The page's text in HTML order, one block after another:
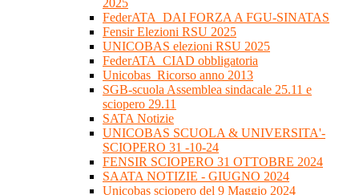
2025
FederATA_DAI FORZA A FGU-SINATAS
Fensir Elezioni RSU 2025
UNICOBAS elezioni RSU 2025
FederATA_CIAD obbligatoria
Unicobas_Ricorso anno 2013
SGB-scuola Assemblea sindacale 25.11 e
sciopero 29.11
SATA Notizie
UNICOBAS SCUOLA & UNIVERSITA'-
SCIOPERO 31 -10-24
FENSIR SCIOPERO 31 OTTOBRE 2024
SAATA NOTIZIE - GIUGNO 2024
Unicobas sciopero del 9 Maggio 2024